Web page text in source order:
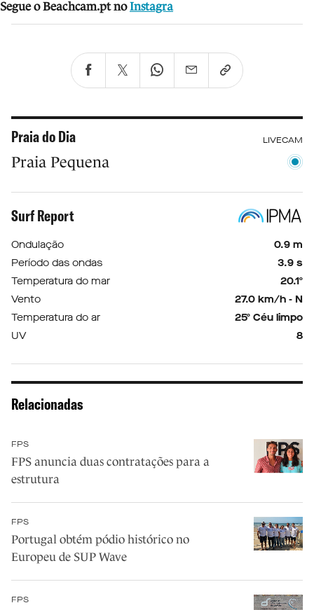
Segue o Beachcam.pt no Instagra
Praia do Dia LIVECAM
Praia Pequena
Surf Report
Ondulação
0.9 m
Período das ondas
3.9 s
Temperatura do mar
20.1º
Vento
27.0 km/h - N
Temperatura do ar
25º Céu limpo
UV
8
Relacionadas
FPS
FPS anuncia duas contratações para a
estrutura
FPS
Portugal obtém pódio histórico no
Europeu de SUP Wave
FPS